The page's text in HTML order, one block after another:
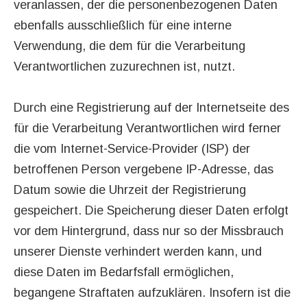
veranlassen, der die personenbezogenen Daten
ebenfalls ausschließlich für eine interne
Verwendung, die dem für die Verarbeitung
Verantwortlichen zuzurechnen ist, nutzt.
Durch eine Registrierung auf der Internetseite des
für die Verarbeitung Verantwortlichen wird ferner
die vom Internet-Service-Provider (ISP) der
betroffenen Person vergebene IP-Adresse, das
Datum sowie die Uhrzeit der Registrierung
gespeichert. Die Speicherung dieser Daten erfolgt
vor dem Hintergrund, dass nur so der Missbrauch
unserer Dienste verhindert werden kann, und
diese Daten im Bedarfsfall ermöglichen,
begangene Straftaten aufzuklären. Insofern ist die